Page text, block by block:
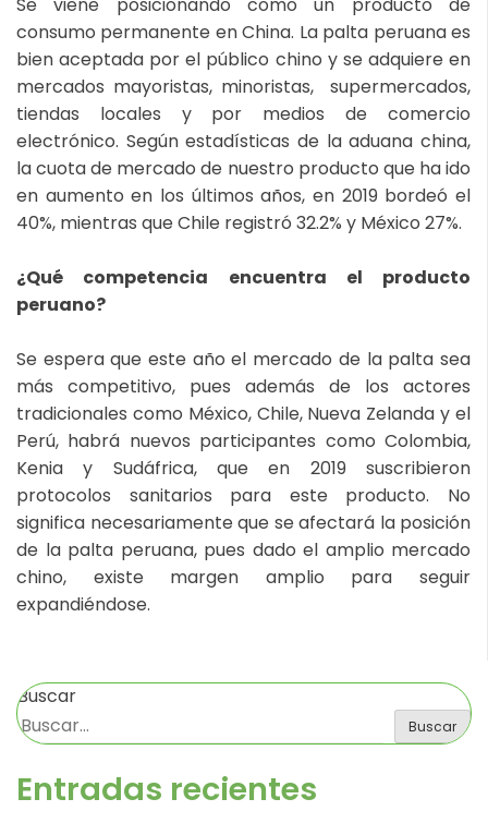
consumo permanente en China. La palta peruana es
bien aceptada por el público chino y se adquiere en
mercados mayoristas, minoristas, supermercados,
tiendas locales y por medios de comercio
electrónico. Según estadísticas de la aduana china,
la cuota de mercado de nuestro producto que ha ido
en aumento en los últimos años, en 2019 bordeó el
40%, mientras que Chile registró 32.2% y México 27%.
¿Qué competencia encuentra el producto
peruano?
Se espera que este año el mercado de la palta sea
más competitivo, pues además de los actores
tradicionales como México, Chile, Nueva Zelanda y el
Perú, habrá nuevos participantes como Colombia,
Kenia y Sudáfrica, que en 2019 suscribieron
protocolos sanitarios para este producto. No
significa necesariamente que se afectará la posición
de la palta peruana, pues dado el amplio mercado
chino, existe margen amplio para seguir
expandiéndose.
Buscar
Buscar
Entradas recientes